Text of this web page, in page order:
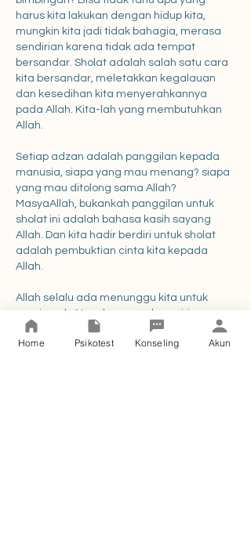
harus kita lakukan dengan hidup kita,
mungkin kita jadi tidak bahagia, merasa
sendirian karena tidak ada tempat
bersandar. Sholat adalah salah satu cara
kita bersandar, meletakkan kegalauan
dan kesedihan kita menyerahkannya
pada Allah. Kita-lah yang membutuhkan
Allah.
Setiap adzan adalah panggilan kepada
manusia, siapa yang mau menang? siapa
yang mau ditolong sama Allah?
MasyaAllah, bukankah panggilan untuk
sholat ini adalah bahasa kasih sayang
Allah. Dan kita hadir berdiri untuk sholat
adalah pembuktian cinta kita kepada
Allah.
Allah selalu ada menunggu kita untuk
menjawab-Nya dan menghampiri,
mendekati-Nya. Allah selalu siap sedia
memaafkan kita. Allah adalah As-Shakur,
Home Psikotest Konseling Akun